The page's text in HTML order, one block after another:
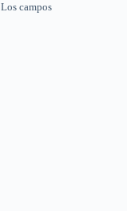
Los campos